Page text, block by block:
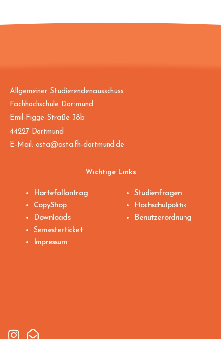
Allgemeiner Studierendenausschuss
Fachhochschule Dortmund
Emil-Figge-Straße 38b
44227 Dortmund
E-Mail: asta@asta.fh-dortmund.de
Wichtige Links
Härtefallantrag
CopyShop
Downloads
Semesterticket
Impressum
Studienfragen
Hochschulpolitik
Benutzerordnung